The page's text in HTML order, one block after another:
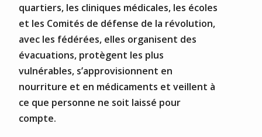
quartiers, les cliniques médicales, les écoles
et les Comités de défense de la révolution,
avec les fédérées, elles organisent des
évacuations, protègent les plus
vulnérables, s’approvisionnent en
nourriture et en médicaments et veillent à
ce que personne ne soit laissé pour
compte.